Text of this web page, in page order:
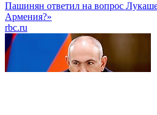
Пашинян ответил на вопрос
Армения?»
rbc.ru